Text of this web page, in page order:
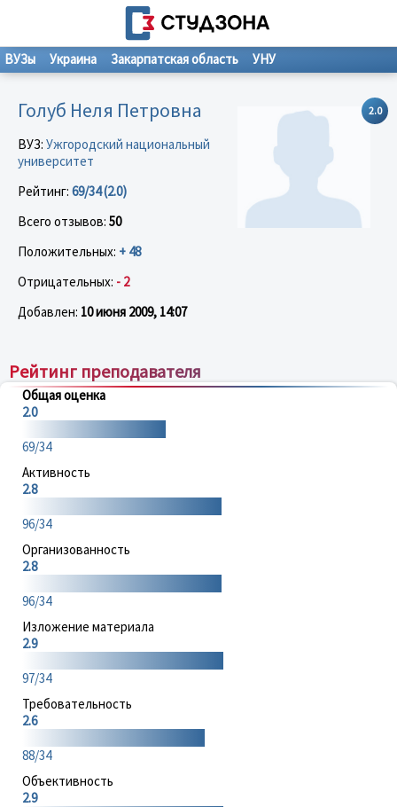
ВУЗы Украина Закарпатская область УНУ
2.0
Голуб Неля Петровна
ВУЗ: Ужгородский национальный
университет
Рейтинг: 69/34 (2.0)
Всего отзывов: 50
Положительных: + 48
Отрицательных: - 2
Добавлен: 10 июня 2009, 14:07
Рейтинг преподавателя
Общая оценка
2.0
69/34
Активность
2.8
96/34
Организованность
2.8
96/34
Изложение материала
2.9
97/34
Требовательность
2.6
88/34
Объективность
2.9